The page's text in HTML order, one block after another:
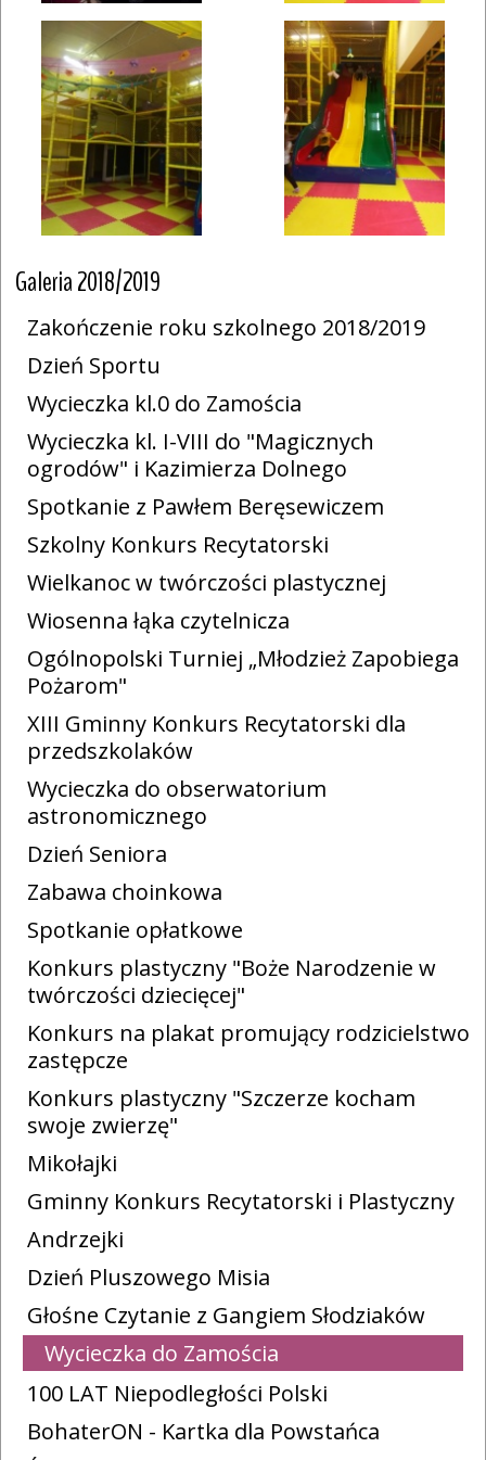
Galeria 2018/2019
Zakończenie roku szkolnego 2018/2019
Dzień Sportu
Wycieczka kl.0 do Zamościa
Wycieczka kl. I-VIII do "Magicznych
ogrodów" i Kazimierza Dolnego
Spotkanie z Pawłem Beręsewiczem
Szkolny Konkurs Recytatorski
Wielkanoc w twórczości plastycznej
Wiosenna łąka czytelnicza
Ogólnopolski Turniej „Młodzież Zapobiega
Pożarom"
XIII Gminny Konkurs Recytatorski dla
przedszkolaków
Wycieczka do obserwatorium
astronomicznego
Dzień Seniora
Zabawa choinkowa
Spotkanie opłatkowe
Konkurs plastyczny "Boże Narodzenie w
twórczości dziecięcej"
Konkurs na plakat promujący rodzicielstwo
zastępcze
Konkurs plastyczny "Szczerze kocham
swoje zwierzę"
Mikołajki
Gminny Konkurs Recytatorski i Plastyczny
Andrzejki
Dzień Pluszowego Misia
Głośne Czytanie z Gangiem Słodziaków
Wycieczka do Zamościa
100 LAT Niepodległości Polski
BohaterON - Kartka dla Powstańca